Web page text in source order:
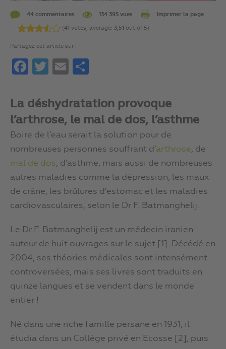
44 commentaires 134 395 vues Imprimer la page
(41 votes, average: 3,51 out of 5)
Partagez cet article sur :
FacebookTwitterEmail
La déshydratation provoque
l’arthrose, le mal de dos, l’asthme
Boire de l’eau serait la solution pour de
nombreuses personnes souffrant d’arthrose, de
mal de dos, d’asthme, mais aussi de nombreuses
autres maladies comme la dépression, les maux
de crâne, les brûlures d’estomac et les maladies
cardiovasculaires, selon le Dr F. Batmanghelij.
Le Dr F. Batmanghelij est un médecin iranien
auteur de huit ouvrages sur le sujet [1]. Décédé en
2004, ses théories médicales sont intensément
controversées, mais ses livres sont traduits en
quinze langues et se vendent dans le monde
entier !
Né dans une riche famille persane en 1931, il
étudia dans un Collège privé en Ecosse [2], puis